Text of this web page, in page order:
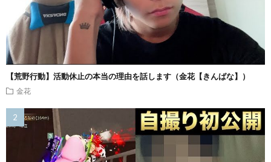
【荒野行動】活動休止の本当の理由を話します（金花【きんばな】）
金花